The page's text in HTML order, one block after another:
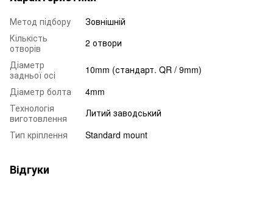
Метод підбору
Зовнішній
Кількість
отворів
2 отвори
Діаметр
задньої осі
10mm (стандарт. QR / 9mm)
Діаметр болта
4mm
Технологія
виготовлення
Литий заводський
Тип кріплення
Standard mount
Відгуки